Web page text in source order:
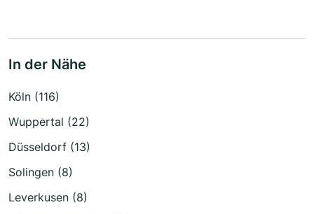
In der Nähe
Köln (116)
Wuppertal (22)
Düsseldorf (13)
Solingen (8)
Leverkusen (8)